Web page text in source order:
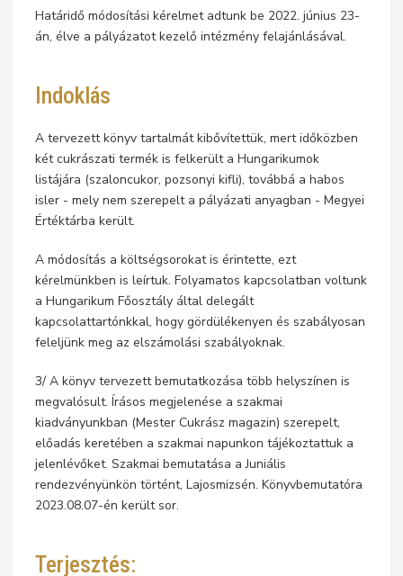
Határidő módosítási kérelmet adtunk be 2022. június 23-
án, élve a pályázatot kezelő intézmény felajánlásával.
Indoklás
A tervezett könyv tartalmát kibővítettük, mert időközben
két cukrászati termék is felkerült a Hungarikumok
listájára (szaloncukor, pozsonyi kifli), továbbá a habos
isler - mely nem szerepelt a pályázati anyagban - Megyei
Értéktárba került.
A módosítás a költségsorokat is érintette, ezt
kérelmünkben is leírtuk. Folyamatos kapcsolatban voltunk
a Hungarikum Főosztály által delegált
kapcsolattartónkkal, hogy gördülékenyen és szabályosan
feleljünk meg az elszámolási szabályoknak.
3/ A könyv tervezett bemutatkozása több helyszínen is
megvalósult. Írásos megjelenése a szakmai
kiadványunkban (Mester Cukrász magazin) szerepelt,
előadás keretében a szakmai napunkon tájékoztattuk a
jelenlévőket. Szakmai bemutatása a Juniális
rendezvényünkön történt, Lajosmizsén. Könyvbemutatóra
2023.08.07-én került sor.
Terjesztés: